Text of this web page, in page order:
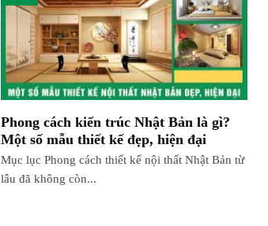
Phong cách kiến trúc Nhật Bản là gì?
Một số mẫu thiết kế đẹp, hiện đại
Mục lục Phong cách thiết kế nội thất Nhật Bản từ
lâu đã không còn...